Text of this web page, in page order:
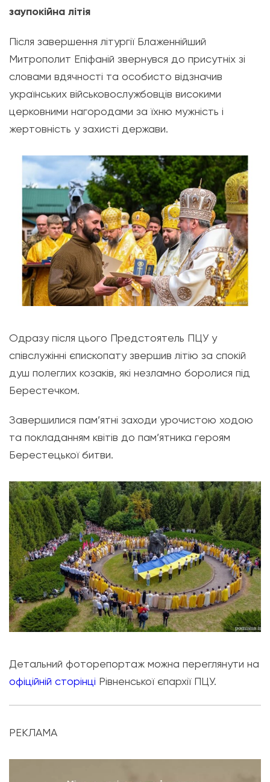
заупокійна літія
Після завершення літургії Блаженнійший
Митрополит Епіфаній звернувся до присутніх зі
словами вдячності та особисто відзначив
українських військовослужбовців високими
церковними нагородами за їхню мужність і
жертовність у захисті держави.
Одразу після цього Предстоятель ПЦУ у
співслужінні єпископату звершив літію за спокій
душ полеглих козаків, які незламно боролися під
Берестечком.
Завершилися пам’ятні заходи урочистою ходою
та покладанням квітів до пам’ятника героям
Берестецької битви.
Детальний фоторепортаж можна переглянути на
офіційній сторінці Рівненської єпархії ПЦУ.
РЕКЛАМА